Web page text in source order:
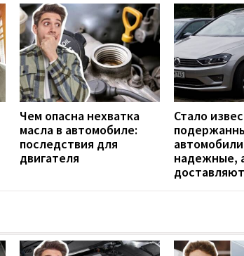
Чем опасна нехватка
масла в автомобиле:
последствия для
двигателя
Стало
надежные,